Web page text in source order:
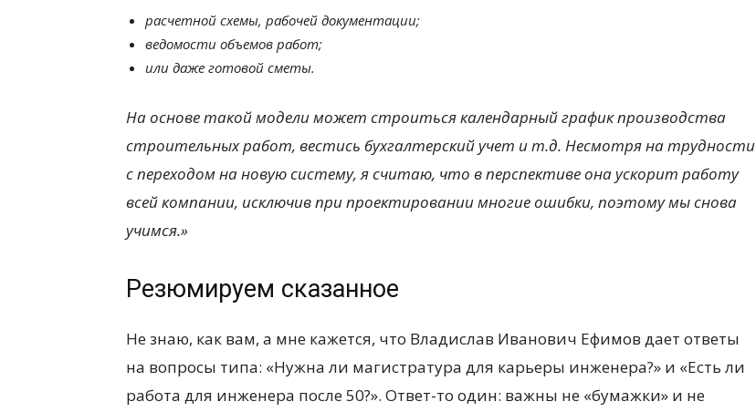
расчетной схемы, рабочей документации;
ведомости объемов работ;
или даже готовой сметы.
На основе такой модели может строиться календарный график производства
строительных работ, вестись бухгалтерский учет и т.д. Несмотря на трудности
с переходом на новую систему, я считаю, что в перспективе она ускорит работу
всей компании, исключив при проектировании многие ошибки, поэтому мы снова
учимся.»
Резюмируем сказанное
Не знаю, как вам, а мне кажется, что Владислав Иванович Ефимов дает ответы
на вопросы типа: «Нужна ли магистратура для карьеры инженера?» и «Есть ли
работа для инженера после 50?». Ответ-то один: важны не «бумажки» и не